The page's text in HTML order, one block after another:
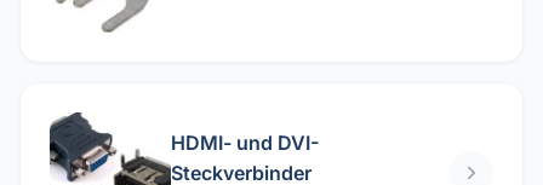
HDMI- und DVI-
Steckverbinder